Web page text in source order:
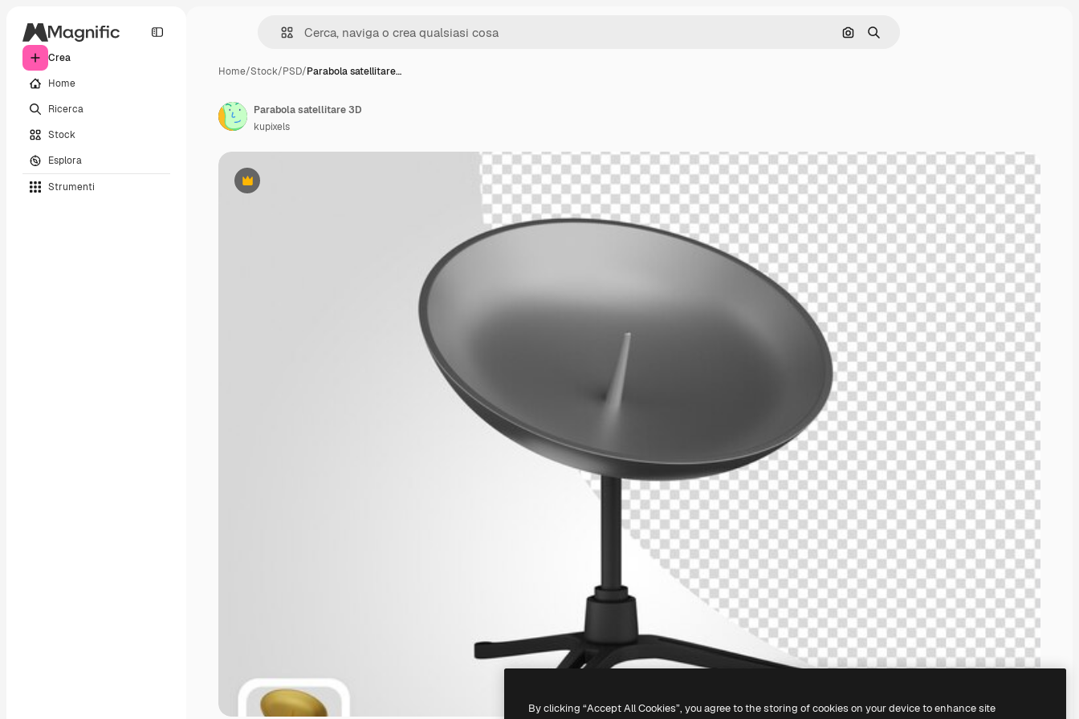
Crea
Home
Ricerca
Stock
Esplora
Strumenti
Cerca per immagine
Ricerca
Home/Stock/PSD/Parabola satellitare…
Premium
Parabola satellitare 3D
kupixels
By clicking “Accept All Cookies”, you agree to the storing of cookies on your device to enhance site